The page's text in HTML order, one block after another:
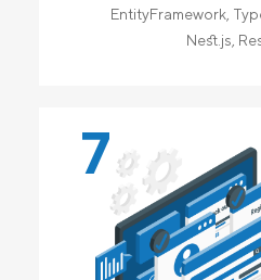
EntityFramework,
Nest.js,
7